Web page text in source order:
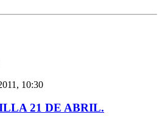
10:30
21 DE ABRIL.